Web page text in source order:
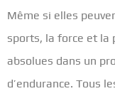
Même si elles
sports, la force et la
absolues dans un
d’endurance. Tous